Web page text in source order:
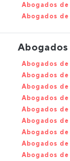
Abogados
Abogados
Abogados
Abogados
Abogados
Abogados
Abogados
Abogados
Abogados
Abogados
Abogados